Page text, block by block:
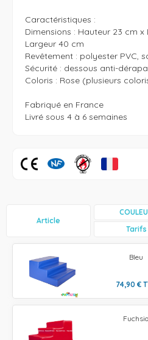
Caractéristiques :
Dimensions : Hauteur 23 cm
Largeur 40 cm
Revêtement : polyester PVC,
Sécurité : dessous anti-
Coloris : Rose (plusieurs
Fabriqué en France
Livré sous 4 à 6 semaines
Article
Tarifs
Bleu
74,90€
Fuchsia